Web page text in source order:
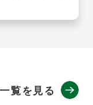
一覧を見る